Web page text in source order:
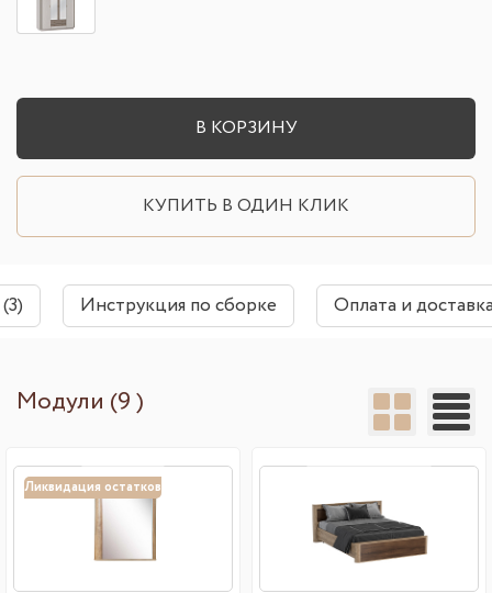
В КОРЗИНУ
КУПИТЬ В ОДИН КЛИК
Инструкция по сборке Оплата и
Модули (9 )
Ликвидация остатков